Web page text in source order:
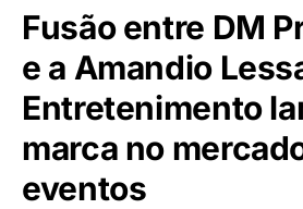
Fusão entre DM
e a Amandio
Entretenimento
marca no
eventos